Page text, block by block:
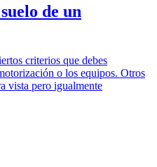
de un
criterios que debes
o los equipos. Otros
vista pero igualmente